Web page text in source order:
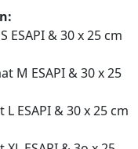
ESAPI & 30 x 25 cm
M ESAPI & 30 x 25
ESAPI & 30 x 25 cm